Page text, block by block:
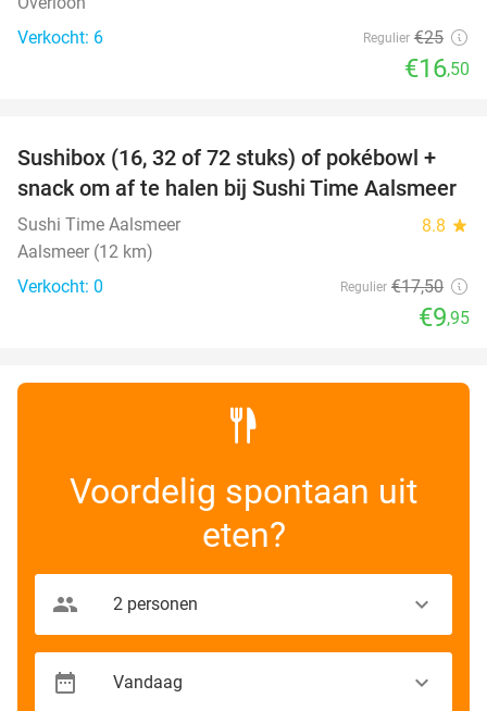
Verkocht: 6
Regulier €25
€16,50
43%
TODAY
Sushibox (16, 32 of 72 stuks) of pokébowl +
snack om af te halen bij Sushi Time Aalsmeer
Sushi Time Aalsmeer 8.8 star
Aalsmeer (12 km)
Verkocht: 0
Regulier €17,50
€9,95
Voordelig spontaan uit
eten?